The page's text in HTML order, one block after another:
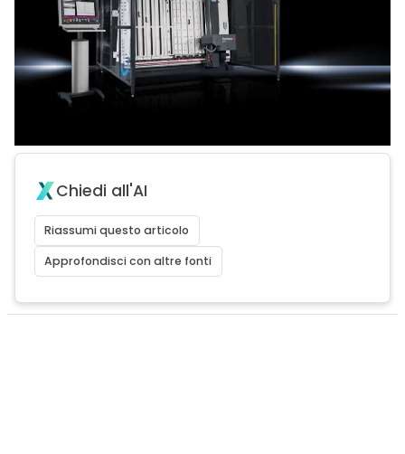
Chiedi all'AI
Riassumi questo articolo
Approfondisci con altre fonti